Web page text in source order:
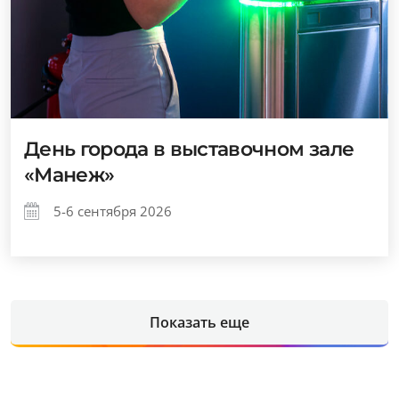
День города в выставочном зале
«Манеж»
5-6 сентября 2026
Показать еще